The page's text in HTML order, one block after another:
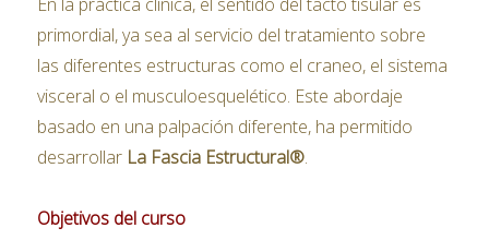
En la práctica clínica, el sentido del tacto tisular es
primordial, ya sea al servicio del tratamiento sobre
las diferentes estructuras como el craneo, el sistema
visceral o el musculoesquelético. Este abordaje
basado en una palpación diferente, ha permitido
desarrollar La Fascia Estructural®.
Objetivos del curso